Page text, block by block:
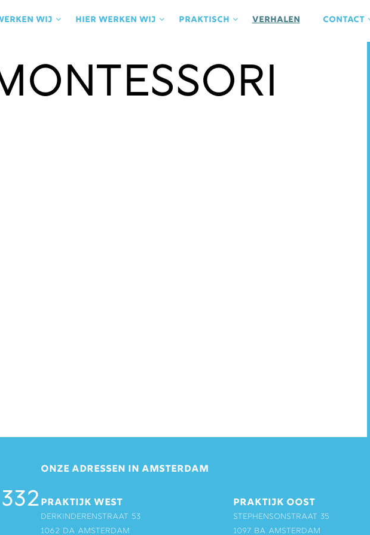
wij Hier werken wij praktisch Verhalen contact
ONZE ADRESSEN IN AMSTERDAM
PRAKTIJK WEST
Derkinderenstraat 53
1062 DA Amsterdam
PRAKTIJK OOST
Stephensonstraat 35
1097 BA Amsterdam